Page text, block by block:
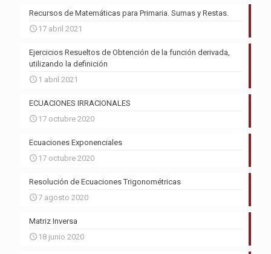
Recursos de Matemáticas para Primaria. Sumas y Restas.
17 abril 2021
Ejercicios Resueltos de Obtención de la función derivada,
utilizando la definición
1 abril 2021
ECUACIONES IRRACIONALES
17 octubre 2020
Ecuaciones Exponenciales
17 octubre 2020
Resolución de Ecuaciones Trigonométricas
7 agosto 2020
Matriz Inversa
18 junio 2020